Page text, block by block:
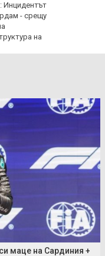
Инцидентът
- срещу
на
маце на Сардиния +